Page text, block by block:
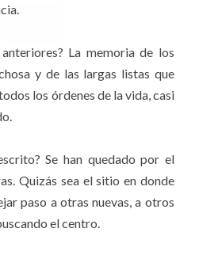
La memoria de los
y de las largas listas que
los órdenes de la vida, casi
Se han quedado por el
Quizás sea el sitio en donde
paso a otras nuevas, a otros
el centro.